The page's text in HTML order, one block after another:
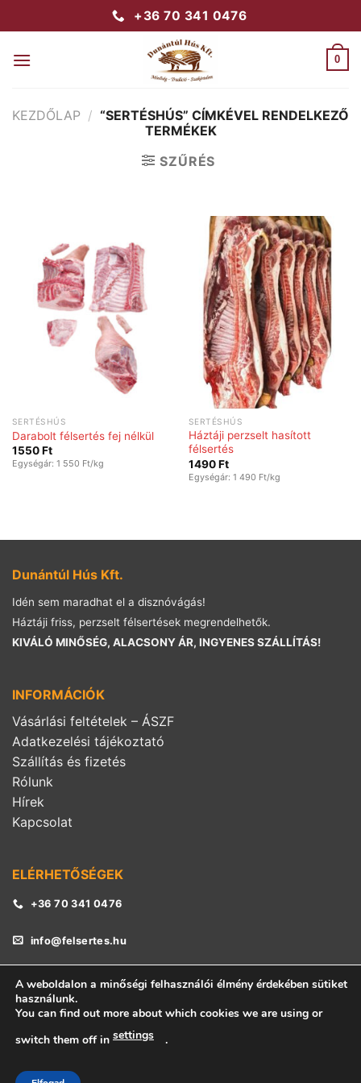
to
+36 70 341 0476
0
KEZDŐLAP / “SERTÉSHÚS” CÍMKÉVEL RENDELKEZŐ
TERMÉKEK
SZŰRÉS
SERTÉSHÚS
Darabolt félsertés fej nélkül
1550Ft
Egységár: 1 550 Ft/kg
SERTÉSHÚS
Háztáji perzselt hasított
félsertés
1490Ft
Egységár: 1 490 Ft/kg
Dunántúl Hús Kft.
Idén sem maradhat el a disznóvágás!
Háztáji friss, perzselt félsertések megrendelhetők.
KIVÁLÓ MINŐSÉG, ALACSONY ÁR, INGYENES SZÁLLÍTÁS!
INFORMÁCIÓK
Vásárlási feltételek – ÁSZF
Adatkezelési tájékoztató
Szállítás és fizetés
Rólunk
Hírek
Kapcsolat
ELÉRHETŐSÉGEK
+36 70 341 0476
info@felsertes.hu
A weboldalon a minőségi felhasználói élmény érdekében sütiket
használunk.
You can find out more about which cookies we are using or
switch them off in settings .